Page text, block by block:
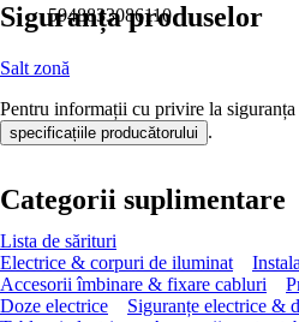
5948833086110
Siguranța produselor
Salt zonă
Pentru informații cu privire la
specificațiile producătorului .
Categorii suplimentare
Lista de sărituri
Electrice & corpuri de iluminat
Accesorii îmbinare & fixare cabluri
Doze electrice
Siguranțe electrice &